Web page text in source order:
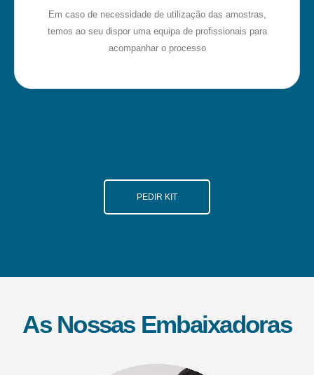
Em caso de necessidade de utilização das amostras,
temos ao seu dispor uma equipa de profissionais para
acompanhar o processo
PEDIR KIT
As Nossas Embaixadoras